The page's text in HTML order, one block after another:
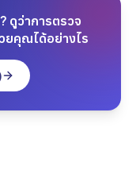
ดูว่าการตรวจ
ยคุณได้อย่างไร